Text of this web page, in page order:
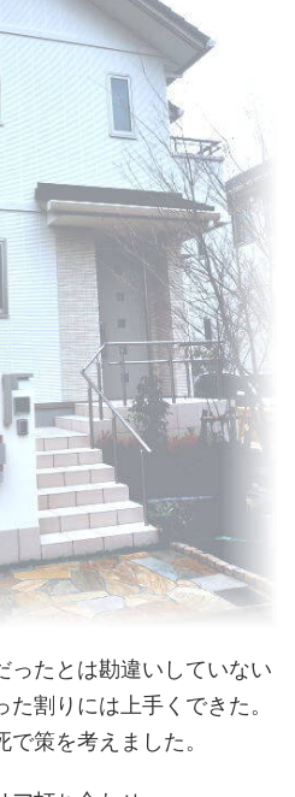
ったとは勘違いしていない
割りには上手くできた。
策を考えました。